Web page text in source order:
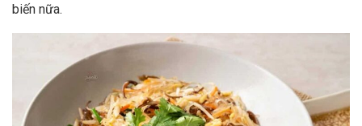
biến nữa.